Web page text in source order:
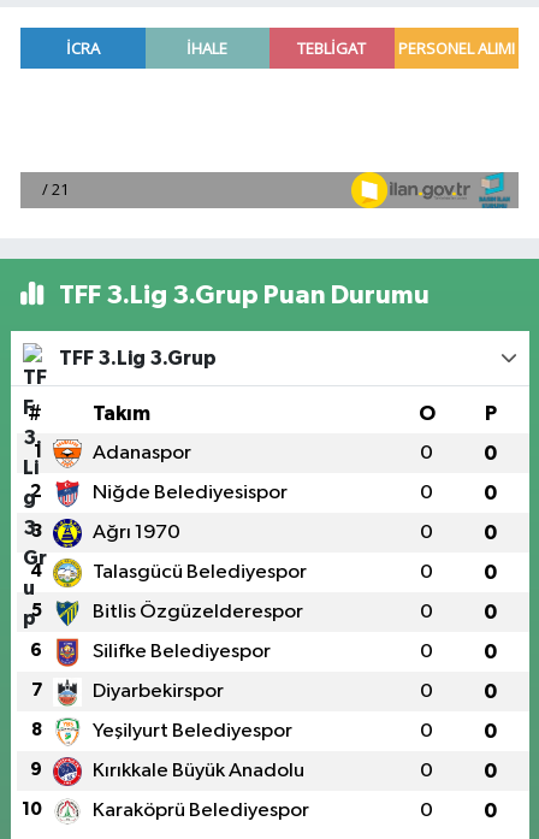
TFF 3.Lig 3.Grup Puan Durumu
TFF 3.Lig 3.Grup
# Takım O P
1 Adanaspor 0 0
2 Niğde Belediyesispor 0 0
3 Ağrı 1970 0 0
4 Talasgücü Belediyespor 0 0
5 Bitlis Özgüzelderespor 0 0
6 Silifke Belediyespor 0 0
7 Diyarbekirspor 0 0
8 Yeşilyurt Belediyespor 0 0
9 Kırıkkale Büyük Anadolu 0 0
10 Karaköprü Belediyespor 0 0